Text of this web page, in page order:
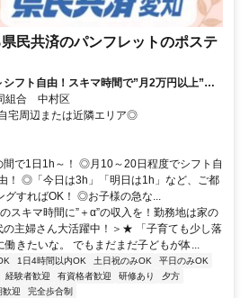
民共済のパンフレットのポステ
フト自由！スキマ時間で”月2万円以上”の
などに◎
組合 中村区
宅周辺または近隣エリア◎
で1日1h～！ ◎月10～20日程度でシフト自
！ ◎「今日は3h」「明日は1h」など、ご都
グすればOK！ ◎お子様の急な...
スキマ時間に”＋α”の収入を！勤務地は家の
主婦さん大活躍中！＞★ 「子育ても少し落
働きたいな。 でもまだまだ子どもが体...
1日4時間以内OK 土日祝のみOK
平日のみOK
経験者歓迎 有資格者歓迎 研修あり
夕方
歓迎 完全歩合制